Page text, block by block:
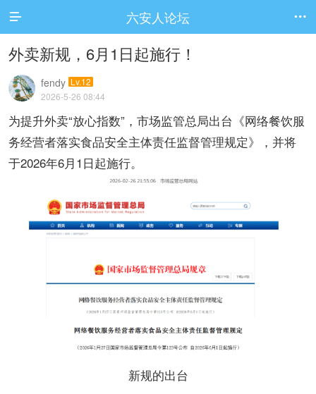
 六安人论坛 
外卖新规，6月1日起施行！
fendy Lv.12
2026-5-26 08:44
为提升外卖“放心指数”，市场监管总局出台《网络餐饮服
务经营者落实食品安全主体责任监督管理规定》，并将
于2026年6月1日起施行。
新规的出台